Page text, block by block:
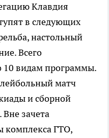
Клавдия
в следующих
настольный
Всего
10 видам программы.
матч
и сборной
зачета
комплекса ГТО,